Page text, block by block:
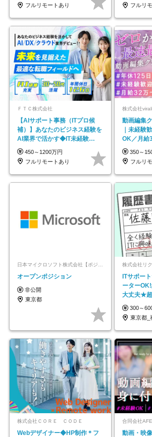
フルリモートあり
フルリ
ＦＴＣ株式会社
【AIサポート事務（ITプロ候
補）】あなたのビジネス経験を
AI業界で活かす◆IT未経験
OK◆目指せるコンサル
450～1200万円
フルリモートあり
株式会社
動画編集
｜未経験
OK／月給
350～
フルリ
オープンポジション
非公開
東京都
ITサポー
ーター
大丈夫★
ープの正
300～
東京都_神
株式会社ＣＯＲＥ ＣＯＤＥ
Webデザイナー◆HP制作＊フ
合同会社AFE
動画・映